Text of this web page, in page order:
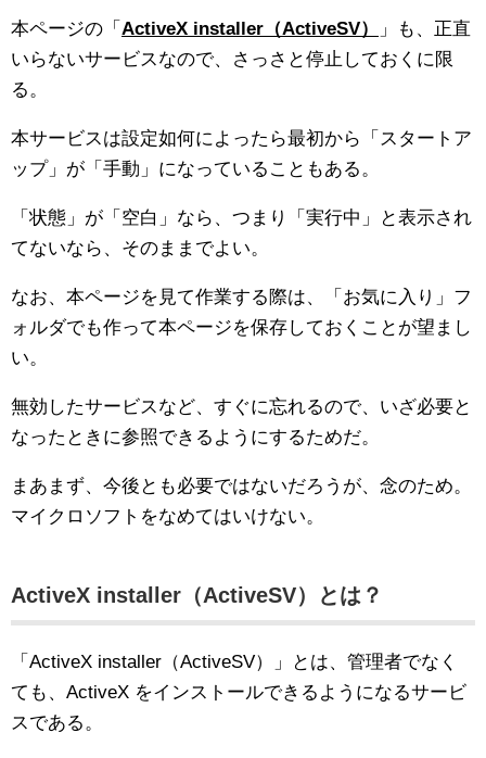
本ページの「 ActiveX installer（ActiveSV）
」も、正直
いらないサービスなので、さっさと停止しておくに限
る。
本サービスは設定如何によったら最初から「スタートア
ップ」が「手動」になっていることもある。
「状態」が「空白」なら、つまり「実行中」と表示され
てないなら、そのままでよい。
なお、本ページを見て作業する際は、「お気に入り」フ
ォルダでも作って本ページを保存しておくことが望まし
い。
無効したサービスなど、すぐに忘れるので、いざ必要と
なったときに参照できるようにするためだ。
まあまず、今後とも必要ではないだろうが、念のため。
マイクロソフトをなめてはいけない。
ActiveX installer（ActiveSV）とは？
「ActiveX installer（ActiveSV）」とは、管理者でなく
ても、ActiveX をインストールできるようになるサービ
スである。